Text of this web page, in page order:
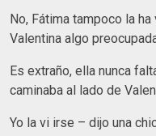
No, Fátima tampoco la
Valentina algo
Es extraño, ella nunca
caminaba al lado de
Yo la vi irse – dijo una